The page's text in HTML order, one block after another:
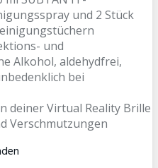
und 2 Stück
und
Alkohol, aldehydfrei,
bei
deiner Virtual Reality Brille
Verschmutzungen